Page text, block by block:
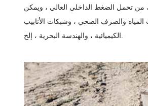
الجدار السميك من تحمل الضغط الداخلي العالي ، ويمكن
المياه والصرف الصحي ، وشبكات الأنابيب